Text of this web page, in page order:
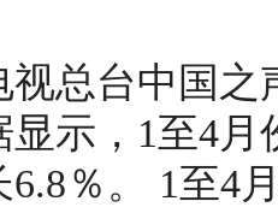
视总台中国
示，1至4月
％。 1至4